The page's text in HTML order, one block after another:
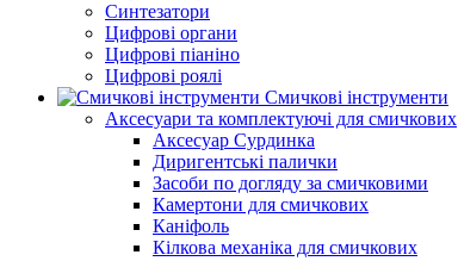
Синтезатори
Цифрові органи
Цифрові піаніно
Цифрові роялі
Смичкові інструменти
Аксесуари та комплектуючі для смичкових
Аксесуар Сурдинка
Диригентські палички
Засоби по догляду за смичковими
Камертони для смичкових
Каніфоль
Кілкова механіка для смичкових